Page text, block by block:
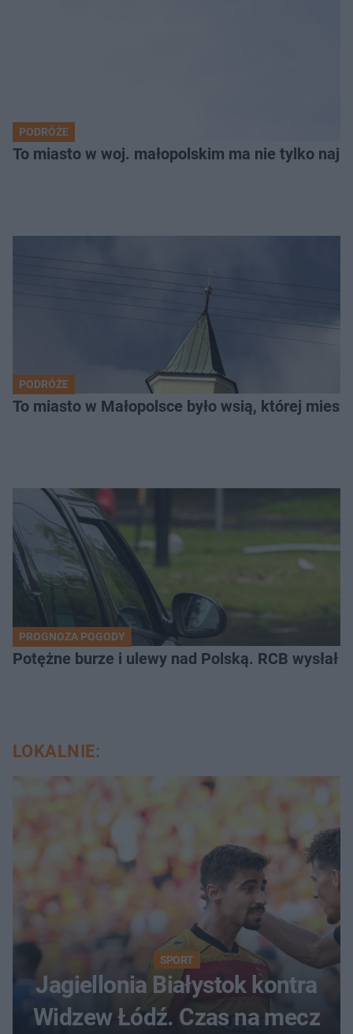
PODRÓŻE
To miasto w woj. małopolskim ma nie tylko
PODRÓŻE
To miasto w Małopolsce było wsią, której
PROGNOZA POGODY
Potężne burze i ulewy nad Polską. RCB
LOKALNIE:
SPORT
Jagiellonia Białystok kontra
Widzew Łódź. Czas na mecz